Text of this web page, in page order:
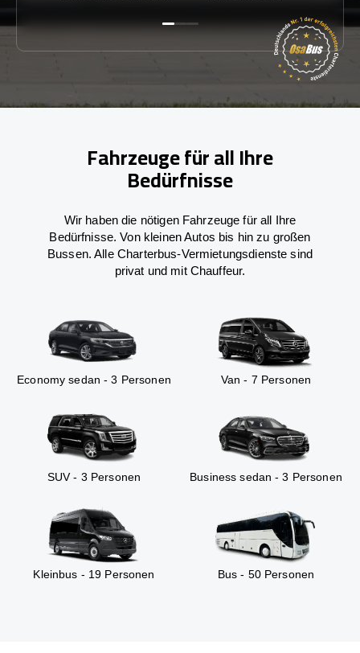
Fahrzeuge für all Ihre
Bedürfnisse
Wir haben die nötigen Fahrzeuge für all Ihre
Bedürfnisse. Von kleinen Autos bis hin zu großen
Bussen. Alle Charterbus-Vermietungsdienste sind
privat und mit Chauffeur.
Economy sedan - 3 Personen Van - 7 Personen
SUV - 3 Personen Business sedan - 3 Personen
Kleinbus - 19 Personen Bus - 50 Personen